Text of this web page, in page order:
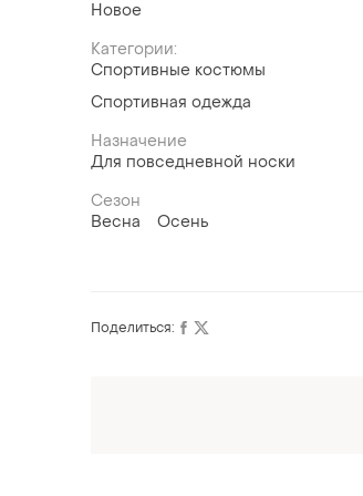
Новое
Категории:
Спортивные костюмы
Спортивная одежда
Назначение
Для повседневной носки
Сезон
Весна
Осень
Поделиться: